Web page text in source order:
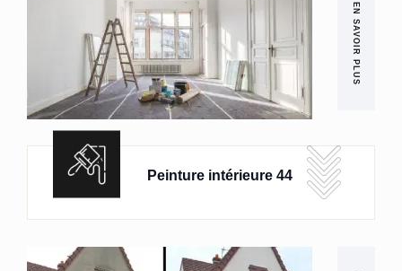
EN SAVOIR PLUS
Peinture intérieure 44